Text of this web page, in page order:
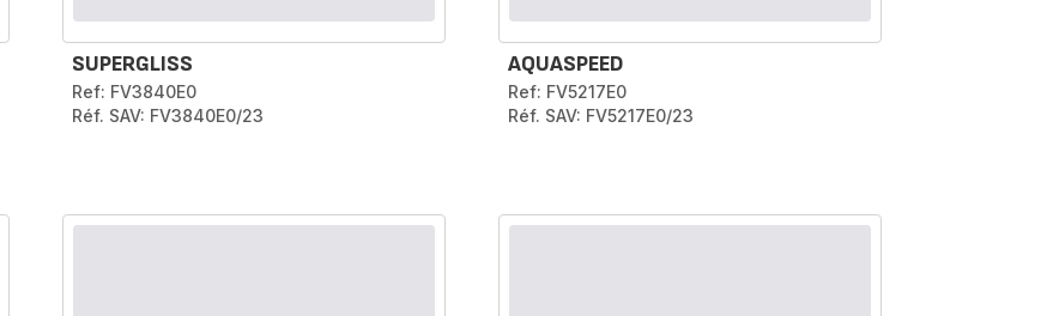
SUPERGLISS
Ref: FV3840E0
Réf. SAV: FV3840E0/23
AQUASPEED
Ref: FV5217E0
Réf. SAV: FV5217E0/23